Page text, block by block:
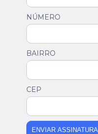
NÚMERO
BAIRRO
CEP
ENVIAR ASSINATURA